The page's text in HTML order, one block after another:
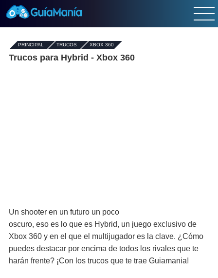
PRINCIPAL - TRUCOS- XBOX 360
Trucos para Hybrid - Xbox 360
Un shooter en un futuro un poco
oscuro, eso es lo que es Hybrid, un juego exclusivo de
Xbox 360 y en el que el multijugador es la clave. ¿Cómo
puedes destacar por encima de todos los rivales que te
harán frente? ¡Con los trucos que te trae Guiamania!